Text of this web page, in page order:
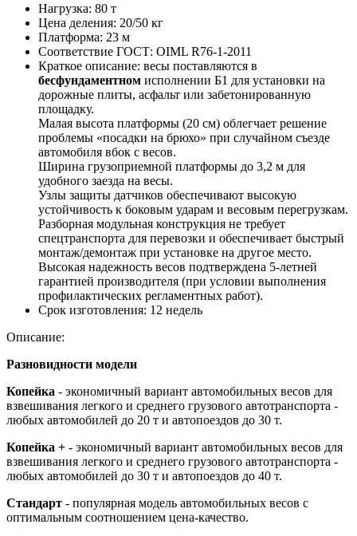
Нагрузка: 80 т
Цена деления: 20/50 кг
Платформа: 23 м
Соответствие ГОСТ: OIML R76-1-2011
Краткое описание: весы поставляются в
бесфундаментном исполнении Б1 для установки на
дорожные плиты, асфальт или забетонированную
площадку.
Малая высота платформы (20 см) облегчает решение
проблемы «посадки на брюхо» при случайном съезде
автомобиля вбок с весов.
Ширина грузоприемной платформы до 3,2 м для
удобного заезда на весы.
Узлы защиты датчиков обеспечивают высокую
устойчивость к боковым ударам и весовым перегрузкам.
Разборная модульная конструкция не требует
спецтранспорта для перевозки и обеспечивает быстрый
монтаж/демонтаж при установке на другое место.
Высокая надежность весов подтверждена 5-летней
гарантией производителя (при условии выполнения
профилактических регламентных работ).
Срок изготовления: 12 недель
Описание:
Разновидности модели
Копейка - экономичный вариант автомобильных весов для
взвешивания легкого и среднего грузового автотранспорта -
любых автомобилей до 20 т и автопоездов до 30 т.
Копейка + - экономичный вариант автомобильных весов для
взвешивания легкого и среднего грузового автотранспорта -
любых автомобилей до 30 т и автопоездов до 40 т.
Стандарт - популярная модель автомобильных весов с
оптимальным соотношением цена-качество.